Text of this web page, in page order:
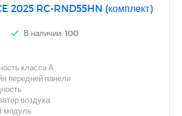
2025 RC-RND55HN (комплект)
В наличии: 100
класса А
передней панели
воздуха
модуль